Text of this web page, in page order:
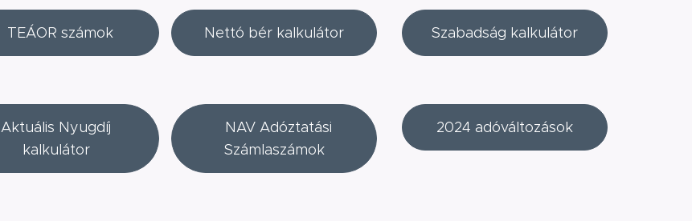
TEÁOR számok
Aktuális Nyugdíj
kalkulátor
Nettó bér kalkulátor
NAV Adóztatási
Számlaszámok
Szabadság kalkulátor
2024 adóváltozások